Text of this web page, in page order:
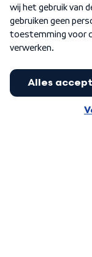
Word Lid